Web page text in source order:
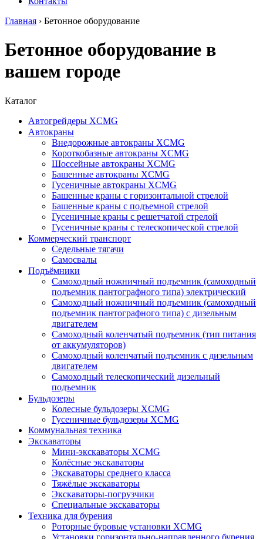
Главная › Бетонное оборудование
Бетонное оборудование в
вашем городе
Каталог
Автогрейдеры XCMG
Автокраны
Внедорожные автокраны XCMG
Короткобазные автокраны XCMG
Шоссейные автокраны XCMG
Башенные автокраны XCMG
Гусеничные автокраны XCMG
Башенные краны с горизонтальной стрелой
Башенные краны с подъемной стрелой
Гусеничные краны с решетчатой стрелой
Гусеничные краны с телескопической стрелой
Коммерческий транспорт
Седельные тягачи
Самосвалы
Подъёмники
Самоходный ножничный подъемник (самоходный
подъемник пантографного типа) электрический
Самоходный ножничный подъемник (самоходный
подъемник пантографного типа) с дизельным
двигателем
Самоходный коленчатый подъемник (тип питания
от аккумуляторов)
Самоходный коленчатый подъемник с дизельным
двигателем
Самоходный телескопический дизельный
подъемник
Бульдозеры
Колесные бульдозеры XCMG
Гусеничные бульдозеры XCMG
Коммунальная техника
Экскаваторы
Мини-экскаваторы XCMG
Колёсные экскаваторы
Экскаваторы среднего класса
Тяжёлые экскаваторы
Экскаваторы-погрузчики
Специальные экскаваторы
Техника для бурения
Роторные буровые установки XCMG
Установки горизонтально-направленного бурения